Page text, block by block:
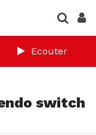
Ecouter
switch